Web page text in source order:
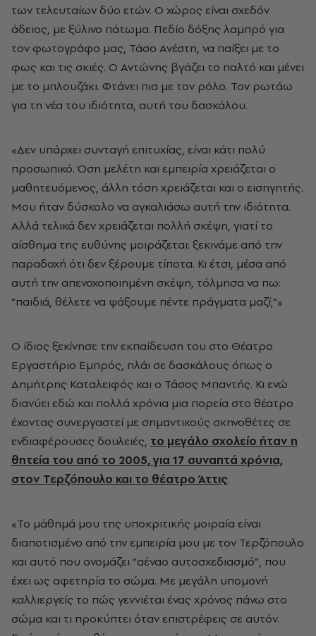
των τελευταίων δύο ετών. Ο χώρος είναι σχεδόν
άδειος, με ξύλινο πάτωμα. Πεδίο δόξης λαμπρό για
τον φωτογράφο μας, Τάσο Ανέστη, να παίξει με το
φως και τις σκιές. Ο Αντώνης βγάζει το παλτό και μένει
με το μπλουζάκι. Φτάνει πια με τον ρόλο. Τον ρωτάω
για τη νέα του ιδιότητα, αυτή του δασκάλου.
«Δεν υπάρχει συνταγή επιτυχίας, είναι κάτι πολύ
προσωπικό. Όση μελέτη και εμπειρία χρειάζεται ο
μαθητευόμενος, άλλη τόση χρειάζεται και ο εισηγητής.
Μου ήταν δύσκολο να αγκαλιάσω αυτή την ιδιότητα.
Αλλά τελικά δεν χρειάζεται πολλή σκέψη, γιατί το
αίσθημα της ευθύνης μοιράζεται: ξεκινάμε από την
παραδοχή ότι δεν ξέρουμε τίποτα. Κι έτσι, μέσα από
αυτή την απενοχοποιημένη σκέψη, τόλμησα να πω:
“παιδιά, θέλετε να ψάξουμε πέντε πράγματα μαζί;”»
Ο ίδιος ξεκίνησε την εκπαίδευση του στο Θέατρο
Εργαστήριο Εμπρός, πλάι σε δασκάλους όπως ο
Δημήτρης Καταλειφός και ο Τάσος Μπαντής. Κι ενώ
διανύει εδώ και πολλά χρόνια μια πορεία στο θέατρο
έχοντας συνεργαστεί με σημαντικούς σκηνοθέτες σε
ενδιαφέρουσες δουλειές, το μεγάλο σχολείο ήταν η
θητεία του από το 2005, για 17 συναπτά χρόνια,
στον Τερζόπουλο και το θέατρο Άττις.
«Το μάθημά μου της υποκριτικής μοιραία είναι
διαποτισμένο από την εμπειρία μου με τον Τερζόπουλο
και αυτό που ονομάζει “αέναο αυτοσχεδιασμό”, που
έχει ως αφετηρία το σώμα. Με μεγάλη υπομονή
καλλιεργείς το πώς γεννιέται ένας χρόνος πάνω στο
σώμα και τι προκύπτει όταν επιστρέφεις σε αυτόν.